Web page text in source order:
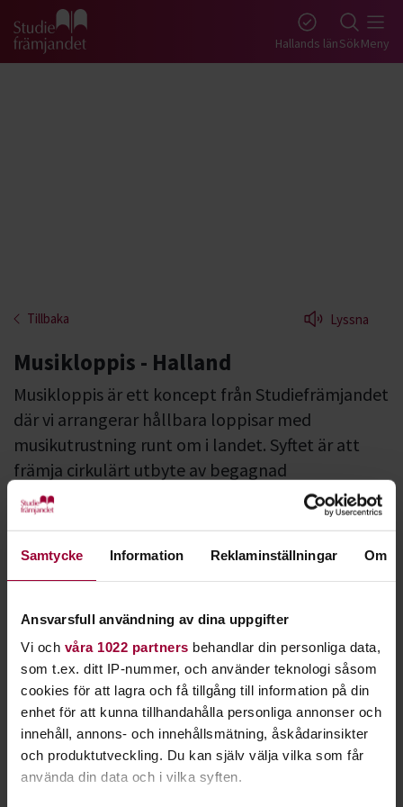
Samtycke Information Reklaminställningar Om
Ansvarsfull användning av dina uppgifter
Vi och våra 1022 partners behandlar din personliga data,
som t.ex. ditt IP-nummer, och använder teknologi såsom
cookies för att lagra och få tillgång till information på din
enhet för att kunna tillhandahålla personliga annonser och
innehåll, annons- och innehållsmätning, åskådarinsikter
och produktutveckling. Du kan själv välja vilka som får
använda din data och i vilka syften.
Gå till studiefrämjandets startsida Hallands länSökMeny
Tillbaka Lyssna
Musikloppis - Halland
Musikloppis är ett koncept från Studiefrämjandet
där vi arrangerar hållbara loppisar med
musikutrustning runt om i landet. Syftet är att
främja cirkulärt utbyte av begagnad
musikutrustning. Hållbarhet är en viktig del av
Studiefrämjandets arbete och genomsyrar hela
vår verksamhet.
Kommande Musikloppis
Klicka här för alla se alla kommande Musikloppis!
På Musikloppis kan du köpa, sälja, byta eller bara mingla med
andra musikintresserade. Vi vill uppmuntra till att använda
utrustning så länge den håller och att laga det som kan
lagas, istället för att i första hand köpa nytt.
Vill du sälja musikprylar på